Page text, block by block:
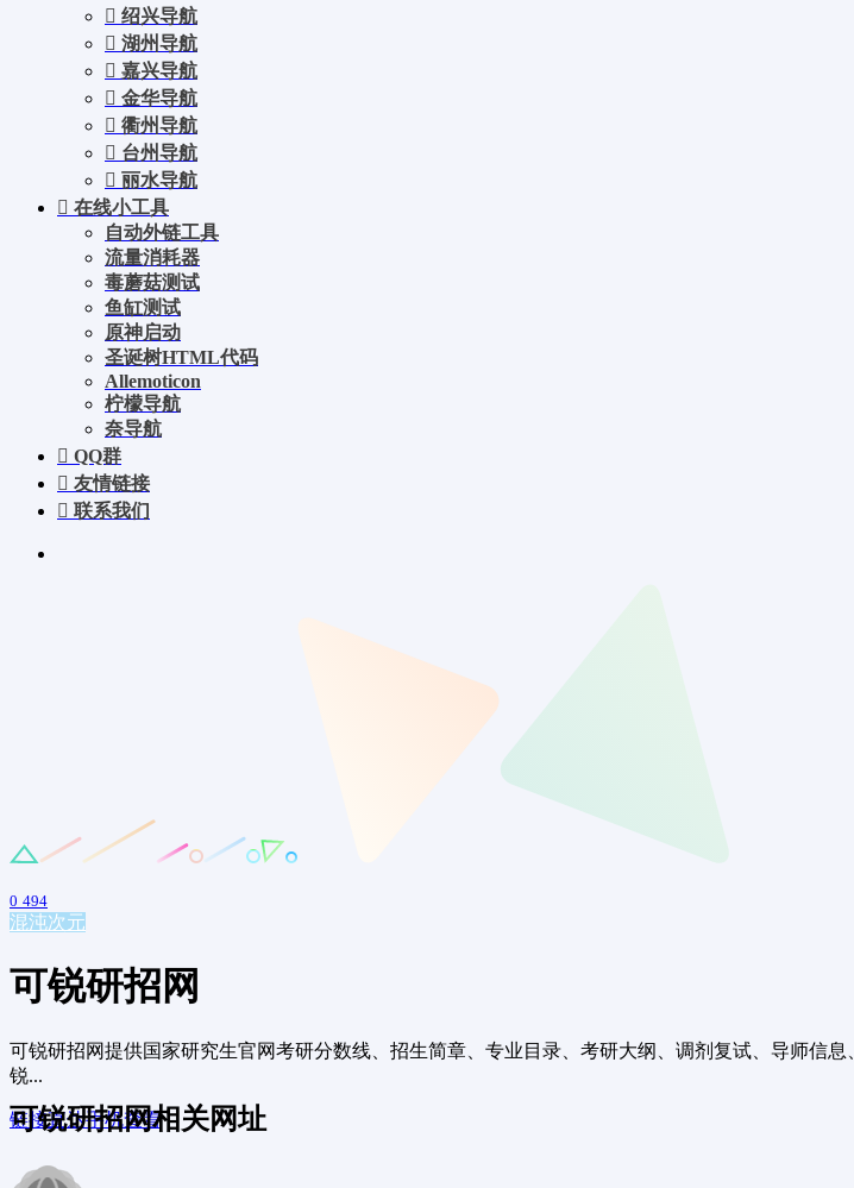
绍兴导航
湖州导航
嘉兴导航
金华导航
衢州导航
台州导航
丽水导航
在线小工具
自动外链工具
流量消耗器
毒蘑菇测试
鱼缸测试
原神启动
圣诞树HTML代码
Allemoticon
柠檬导航
奈导航
QQ群
友情链接
联系我们
0 494
混沌次元
可锐研招网
可锐研招网提供国家研究生官网考研分数线、招生简章、专业目录、考研大纲、调剂复试、导师信
锐...
链接直达手机查看
可锐研招网相关网址